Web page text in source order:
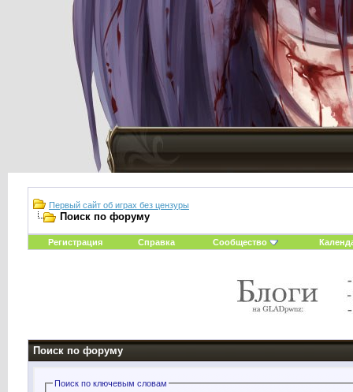
Первый сайт об играх без цензуры
Поиск по форуму
Регистрация Справка Сообщество
Поиск по форуму
Поиск по ключевым словам